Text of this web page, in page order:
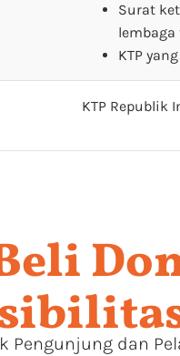
Surat
KTP
KTP Republik
Pengunjung dan